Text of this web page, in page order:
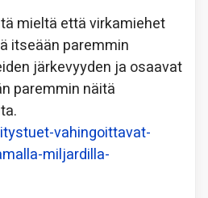
mieltä että virkamiehet
itseään paremmin
järkevyyden ja osaavat
paremmin näitä
vahingoittavat-
miljardilla-